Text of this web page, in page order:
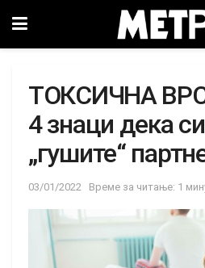
ТОКСИЧНА
4 знаци дека
„гушите“
03/01/2022 Време за читање: 1